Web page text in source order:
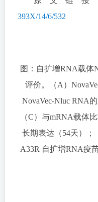
393X/14/6/532
图：自扩增RNA载体
评价。（A）
NovaVec-Nluc RNA
（C）与mRNA载体
长期表达（54天）；
A33R 自扩增RNA疫